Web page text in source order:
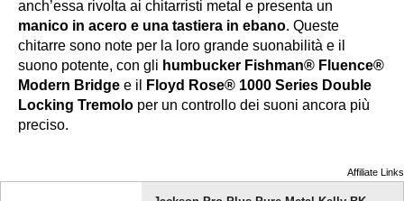
anch’essa rivolta ai chitarristi metal e presenta un
manico in acero e una tastiera in ebano. Queste
chitarre sono note per la loro grande suonabilità e il
suono potente, con gli humbucker Fishman® Fluence®
Modern Bridge e il
Floyd Rose® 1000 Series Double
Locking Tremolo per un controllo dei suoni ancora più
preciso.
Affiliate Links